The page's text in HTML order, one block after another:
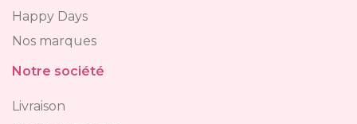
Happy Days
Nos marques
Notre société
Livraison